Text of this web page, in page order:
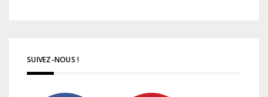
SUIVEZ-NOUS !